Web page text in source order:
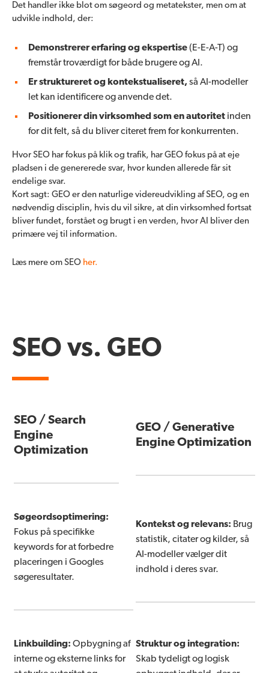
Det handler ikke blot om søgeord og metatekster, men om at
udvikle indhold, der:
Demonstrerer erfaring og ekspertise(E-E-A-T) og
fremstår troværdigt for både brugere og AI.
Er struktureret og kontekstualiseret,så AI-modeller
let kan identificere og anvende det.
Positionerer din virksomhed som en autoritet inden
for dit felt, så du bliver citeret frem for konkurrenten.
Hvor SEO har fokus på klik og trafik, har GEO fokus på at eje
pladsen i de genererede svar, hvor kunden allerede får sit
endelige svar.
Kort sagt: GEO er den naturlige videreudvikling af SEO, og en
nødvendig disciplin, hvis du vil sikre, at din virksomhed fortsat
bliver fundet, forstået og brugt i en verden, hvor AI bliver den
primære vej til information.
Læs mere om SEO her.
SEO vs. GEO
SEO / Search
Engine
Optimization
GEO / Generative
Engine Optimization
Søgeordsoptimering:
Fokus på specifikke
keywords for at forbedre
placeringen i Googles
søgeresultater.
Kontekst og relevans: Brug
statistik, citater og kilder, så
AI-modeller vælger dit
indhold i deres svar.
Linkbuilding: Opbygning af
interne og eksterne links for
Struktur og integration:
Skab tydeligt og logisk